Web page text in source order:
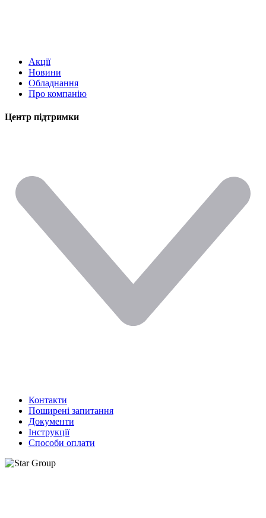
Акції
Новини
Обладнання
Про компанію
Центр підтримки
Контакти
Поширені запитання
Документи
Інструкції
Способи оплати